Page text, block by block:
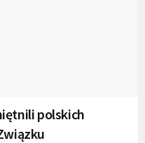
polskich